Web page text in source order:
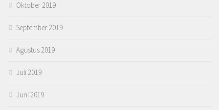
Oktober 2019
September 2019
Agustus 2019
Juli 2019
Juni 2019